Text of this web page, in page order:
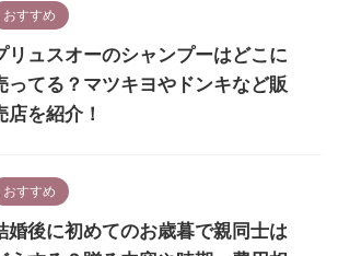
おすすめ
リュスオーのシャンプーはどこに
ってる？マツキヨやドンキなど販
店を紹介！
おすすめ
婚後に初めてのお歳暮で親同士は